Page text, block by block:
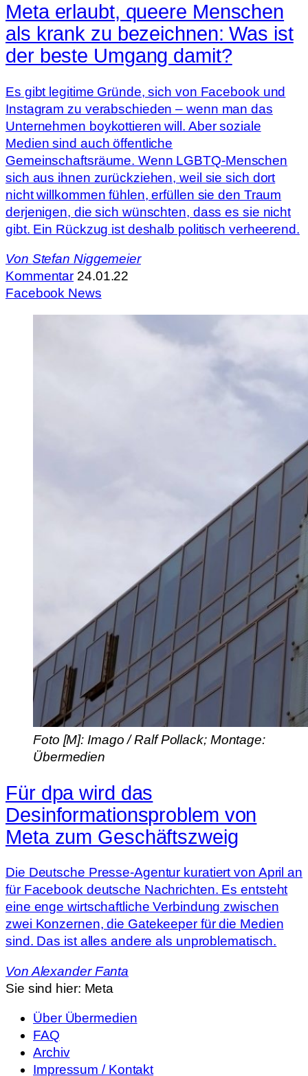
Meta erlaubt, queere Menschen
als krank zu bezeichnen: Was ist
der beste Umgang damit?
Es gibt legitime Gründe, sich von Facebook und
Instagram zu verabschieden – wenn man das
Unternehmen boykottieren will. Aber soziale
Medien sind auch öffentliche
Gemeinschaftsräume. Wenn LGBTQ-Menschen
sich aus ihnen zurückziehen, weil sie sich dort
nicht willkommen fühlen, erfüllen sie den Traum
derjenigen, die sich wünschten, dass es sie nicht
gibt. Ein Rückzug ist deshalb politisch verheerend.
Von Stefan Niggemeier
Kommentar 24.01.22
Facebook News
Foto [M]: Imago / Ralf Pollack; Montage:
Übermedien
Für dpa wird das
Desinformationsproblem von
Meta zum Geschäftszweig
Die Deutsche Presse-Agentur kuratiert von April an
für Facebook deutsche Nachrichten. Es entsteht
eine enge wirtschaftliche Verbindung zwischen
zwei Konzernen, die Gatekeeper für die Medien
sind. Das ist alles andere als unproblematisch.
Von Alexander Fanta
Sie sind hier: Meta
Über Übermedien
FAQ
Archiv
Impressum / Kontakt